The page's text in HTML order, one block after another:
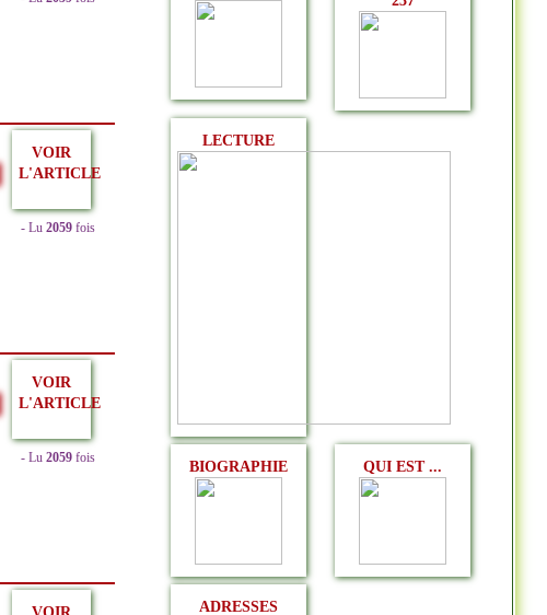
VOIR
L'ARTICLE
- Lu 2059 fois
VOIR
L'ARTICLE
- Lu 2059 fois
LECTURE
BIOGRAPHIE QUI EST ...
ADRESSES